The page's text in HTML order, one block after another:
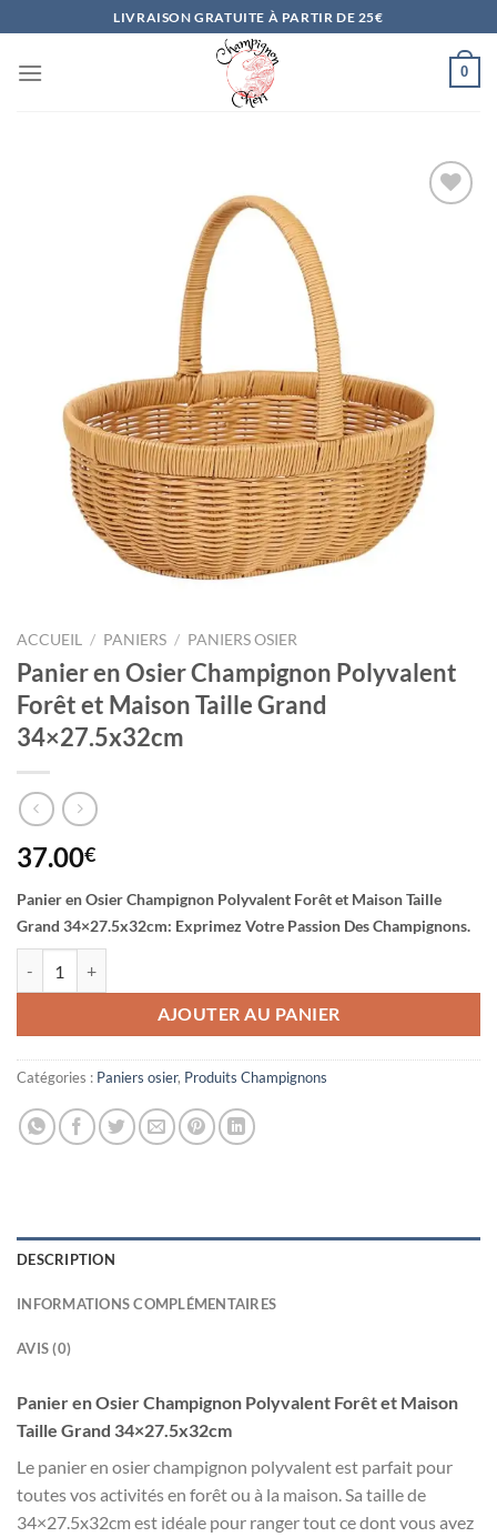
au
contenu
LIVRAISON GRATUITE À PARTIR DE 25€
0
ACCUEIL / PANIERS / PANIERS OSIER
Panier en Osier Champignon Polyvalent
Forêt et Maison Taille Grand
34×27.5x32cm
37.00€
Panier en Osier Champignon Polyvalent Forêt et Maison Taille
Grand 34×27.5x32cm: Exprimez Votre Passion Des Champignons.
AJOUTER AU PANIER
Catégories : Paniers osier, Produits Champignons
DESCRIPTION
INFORMATIONS COMPLÉMENTAIRES
AVIS (0)
Panier en Osier Champignon Polyvalent Forêt et Maison
Taille Grand 34×27.5x32cm
Le panier en osier champignon polyvalent est parfait pour
toutes vos activités en forêt ou à la maison. Sa taille de
34×27.5x32cm est idéale pour ranger tout ce dont vous avez